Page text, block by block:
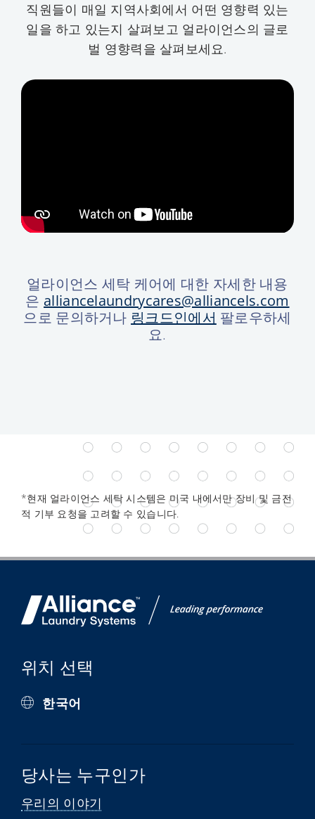
직원들이 매일 지역사회에서 어떤 영향력 있는
일을 하고 있는지 살펴보고 얼라이언스의 글로
벌 영향력을 살펴보세요.
얼라이언스 세탁 케어에 대한 자세한 내용
은 alliancelaundrycares@alliancels.com
으로 문의하거나 링크드인에서 팔로우하세
요.
*현재 얼라이언스 세탁 시스템은 미국 내에서만 장비 및 금전
적 기부 요청을 고려할 수 있습니다.
위치 선택
한국어
당사는 누구인가
우리의 이야기